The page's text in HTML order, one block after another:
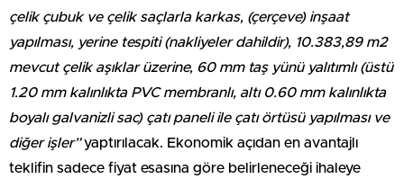
çelik çubuk ve çelik saçlarla karkas, (çerçeve) inşaat
yapılması, yerine tespiti (nakliyeler dahildir), 10.383,89 m2
mevcut çelik aşıklar üzerine, 60 mm taş yünü yalıtımlı (üstü
1.20 mm kalınlıkta PVC membranlı, altı 0.60 mm kalınlıkta
boyalı galvanizli sac) çatı paneli ile çatı örtüsü yapılması ve
diğer işler”yaptırılacak. Ekonomik açıdan en avantajlı
teklifin sadece fiyat esasına göre belirleneceği ihaleye